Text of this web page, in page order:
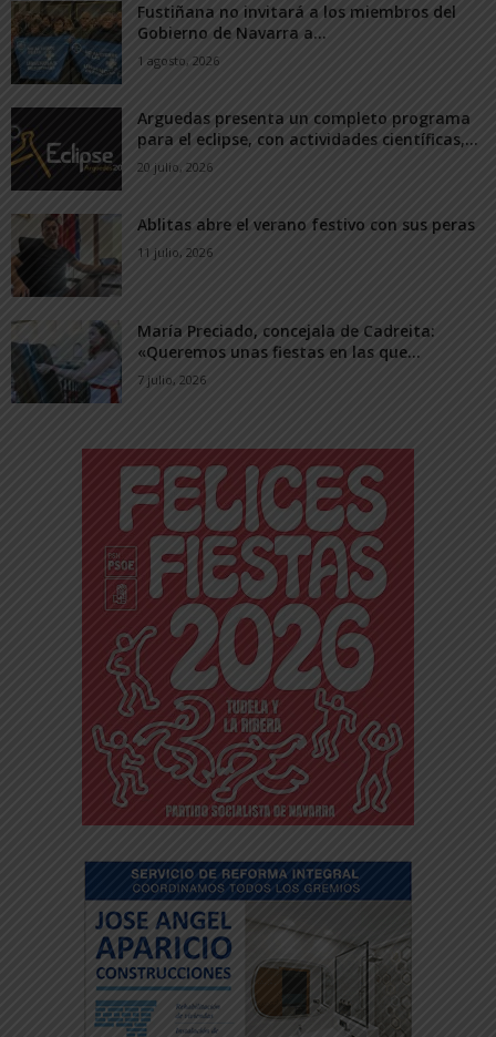
Fustiñana no invitará a los miembros del
Gobierno de Navarra a...
1 agosto, 2026
Arguedas presenta un completo programa
para el eclipse, con actividades científicas,...
20 julio, 2026
Ablitas abre el verano festivo con sus peras
11 julio, 2026
María Preciado, concejala de Cadreita:
«Queremos unas fiestas en las que...
7 julio, 2026